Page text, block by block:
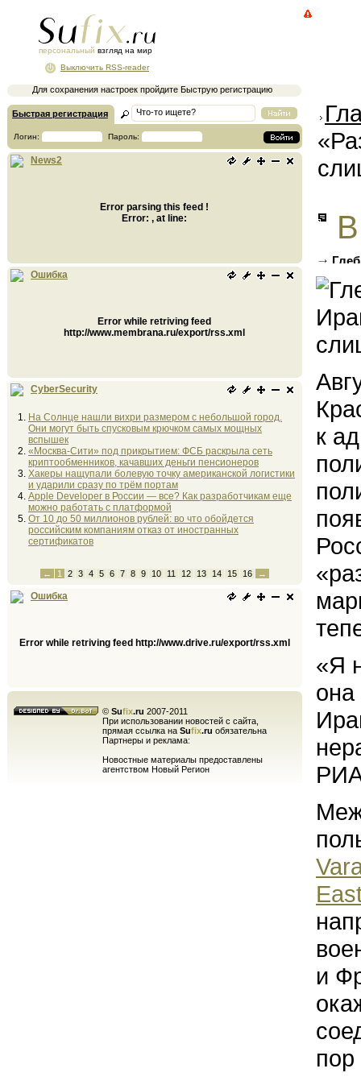
персональный взгляд на мир
Для сохранения настроек пройдите Быструю регистрацию
Выключить RSS-reader
Быстрая регистрация
Логин: Пароль:
News2
Error parsing this feed !
Error: , at line:
Ошибка
Error while retriving feed
http://www.membrana.ru/export/rss.xml
CyberSecurity
На Солнце нашли вихри размером с небольшой город.
Они могут быть спусковым крючком самых мощных
вспышек
«Москва-Сити» под прикрытием: ФСБ раскрыла сеть
криптообменников, качавших деньги пенсионеров
Хакеры нащупали болевую точку американской логистики
и ударили сразу по трём портам
Apple Developer в России — все? Как разработчикам еще
можно работать с платформой
От 10 до 50 миллионов рублей: во что обойдется
российским компаниям отказ от иностранных
сертификатов
← 1 2 3 4 5 6 7 8 9 10 11 12 13 14 15 16 →
Ошибка
Error while retriving feed http://www.drive.ru/export/rss.xml
© Sufix.ru 2007-2011
При использовании новостей с сайта,
прямая ссылка на Sufix.ru обязательна
Партнеры и реклама:
Новостные материалы предоставлены
агентством Новый Регион
к
«Я
она
и